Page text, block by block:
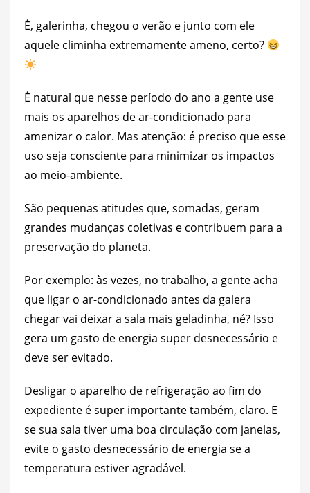
É, galerinha, chegou o verão e junto com ele
aquele climinha extremamente ameno, certo?
É natural que nesse período do ano a gente use
mais os aparelhos de ar-condicionado para
amenizar o calor. Mas atenção: é preciso que esse
uso seja consciente para minimizar os impactos
ao meio-ambiente.
São pequenas atitudes que, somadas, geram
grandes mudanças coletivas e contribuem para a
preservação do planeta.
Por exemplo: às vezes, no trabalho, a gente acha
que ligar o ar-condicionado antes da galera
chegar vai deixar a sala mais geladinha, né? Isso
gera um gasto de energia super desnecessário e
deve ser evitado.
Desligar o aparelho de refrigeração ao fim do
expediente é super importante também, claro. E
se sua sala tiver uma boa circulação com janelas,
evite o gasto desnecessário de energia se a
temperatura estiver agradável.